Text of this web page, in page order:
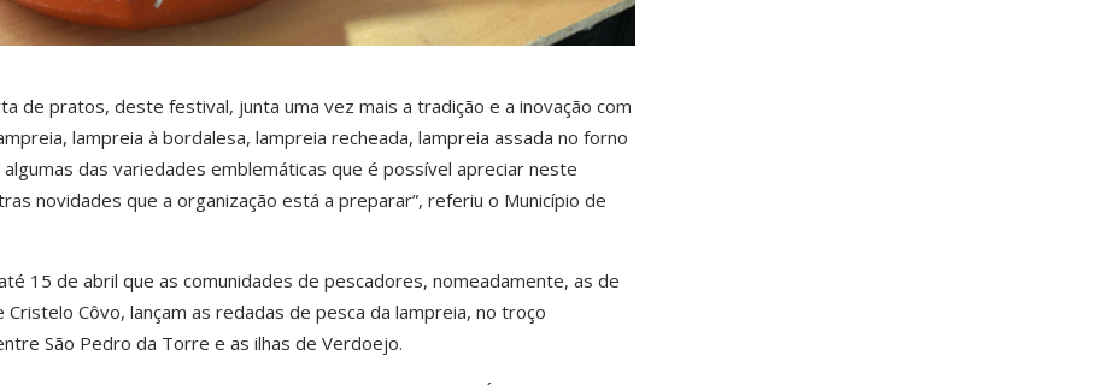
de pratos, deste festival, junta uma vez mais a tradição e a inovação com
lampreia à bordalesa, lampreia recheada, lampreia assada no forno
algumas das variedades emblemáticas que é possível apreciar neste
novidades que a organização está a preparar”, referiu o Município de
15 de abril que as comunidades de pescadores, nomeadamente, as de
Côvo, lançam as redadas de pesca da lampreia, no troço
São Pedro da Torre e as ilhas de Verdoejo.